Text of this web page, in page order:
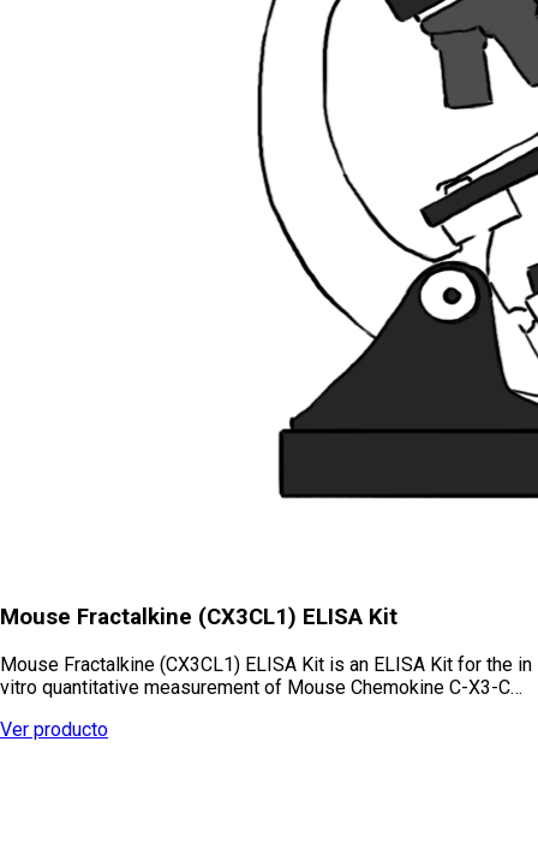
Mouse Fractalkine (CX3CL1) ELISA Kit
Mouse Fractalkine (CX3CL1) ELISA Kit is an ELISA Kit for the in
vitro quantitative measurement of Mouse Chemokine C-X3-C…
Ver producto